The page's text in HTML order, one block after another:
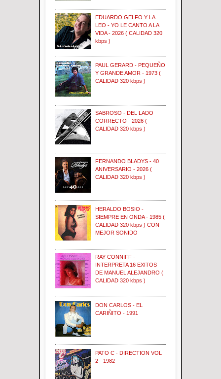
EDUARDO GELFO Y LA
LEO - YO LE CANTO A LA
VIDA - 2026 ( CALIDAD 320
kbps )
PAUL GERARD - PEQUEÑO
Y GRANDE AMOR - 1973 (
CALIDAD 320 kbps )
SABROSO - DEL LADO
CORRECTO - 2026 (
CALIDAD 320 kbps )
FERNANDO BLADYS - 40
ANIVERSARIO - 2026 (
CALIDAD 320 kbps )
HERALDO BOSIO -
SIEMPRE EN ONDA - 1985 (
CALIDAD 320 kbps ) CON
MEJOR SONIDO
RAY CONNIFF -
INTERPRETA 16 EXITOS
DE MANUEL ALEJANDRO (
CALIDAD 320 kbps )
DON CARLOS - EL
CARIÑITO - 1991
PATO C - DIRECTION VOL
2 - 1982